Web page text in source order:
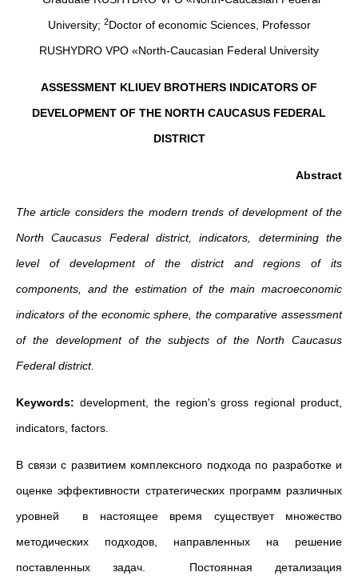
University; 2Doctor of economic Sciences, Professor
RUSHYDRO VPO «North-Caucasian Federal University
ASSESSMENT KLIUEV BROTHERS INDICATORS OF
DEVELOPMENT OF THE NORTH CAUCASUS FEDERAL
DISTRICT
Abstract
The article considers the modern trends of development of the
North Caucasus Federal district, indicators, determining the
level of development of the district and regions of its
components, and the estimation of the main macroeconomic
indicators of the economic sphere, the comparative assessment
of the development of the subjects of the North Caucasus
Federal district.
Keywords: development, the region's gross regional product,
indicators, factors.
В связи с развитием комплексного подхода по разработке и
оценке эффективности стратегических программ различных
уровней в настоящее время существует множество
методических подходов, направленных на решение
поставленных задач. Постоянная детализация